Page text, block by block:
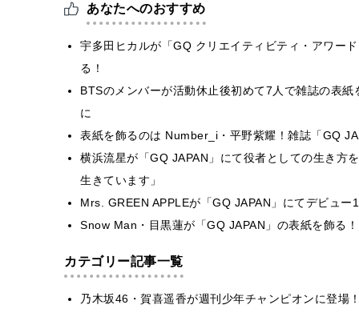
あなたへのおすすめ
宇多田ヒカルが「GQ クリエイティビティ・アワー
る！
BTSのメンバーが活動休止後初めて7人で雑誌の表
に
表紙を飾るのは Number_i・平野紫耀！雑誌「GQ
横浜流星が「GQ JAPAN」にて役者としての生き方
生きています」
Mrs. GREEN APPLEが「GQ JAPAN」にてデビュー
Snow Man・目黒蓮が「GQ JAPAN」の表紙を飾る
カテゴリー記事一覧
乃木坂46・賀喜遥香が週刊少年チャンピオンに登